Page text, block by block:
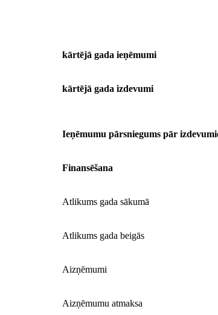
kārtējā gada ieņēmumi
kārtējā gada izdevumi
Ieņēmumu pārsniegums pār
Finansēšana
Atlikums gada sākumā
Atlikums gada beigās
Aizņēmumi
Aizņēmumu atmaksa